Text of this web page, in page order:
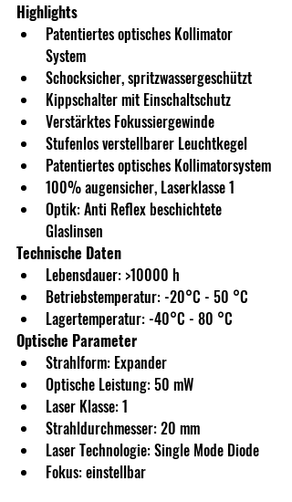
Highlights
Patentiertes optisches Kollimator
System
Schocksicher, spritzwassergeschützt
Kippschalter mit Einschaltschutz
Verstärktes Fokussiergewinde
Stufenlos verstellbarer Leuchtkegel
Patentiertes optisches Kollimatorsystem
100% augensicher, Laserklasse 1
Optik: Anti Reflex beschichtete
Glaslinsen
Technische Daten
Lebensdauer: >10000 h
Betriebstemperatur: -20°C - 50 °C
Lagertemperatur: -40°C - 80 °C
Optische Parameter
Strahlform: Expander
Optische Leistung: 50 mW
Laser Klasse: 1
Strahldurchmesser: 20 mm
Laser Technologie: Single Mode Diode
Fokus: einstellbar